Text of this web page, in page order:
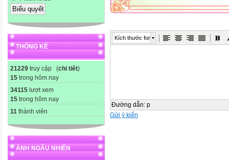
THỐNG KÊ
21229 truy cập (chi tiết)
15 trong hôm nay
34115 lượt xem
15 trong hôm nay
11 thành viên
ẢNH NGẪU NHIÊN
Kích thước font
Đường dẫn: p
Gửi ý kiến